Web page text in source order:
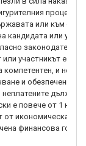
или към
кандидата или
участникът е
и не е
и обезпечение на
е повече от 1 на
от икономическата
финансова